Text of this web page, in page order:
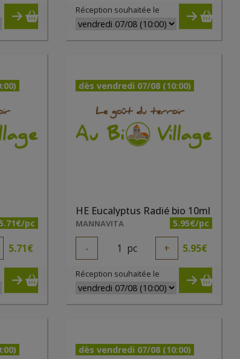
Réception souhaitée le
pc
5.71€
dès vendredi 07/08 (10:00)
HE Eucalyptus Radié bio 10ml
MANNAVITA 5.95€/pc
- 1 pc + 5.95€
Réception souhaitée le
dès vendredi 07/08 (10:00)